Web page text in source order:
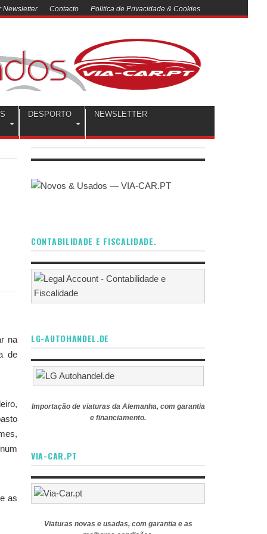
Newsletter Contacto Politica de Privacidade & Cookies
DESPORTO NEWSLETTER
na
de
as
CONTABILIDADE E FISCALIDADE.
LG-AUTOHANDEL.DE
Importação de viaturas da Alemanha, com garantia
e financiamento.
VIA-CAR.PT
Viaturas novas e usadas, com garantia e as